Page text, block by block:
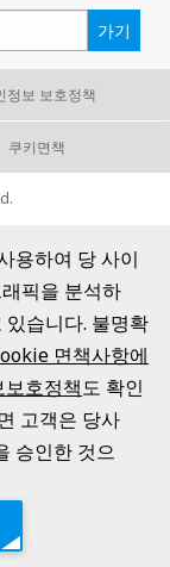
정보 보호정책
쿠키면책
용하여 당 사이
픽을 분석하
습니다. 불명확
면책사항에
호정책도 확인
고객은 당사
승인한 것으